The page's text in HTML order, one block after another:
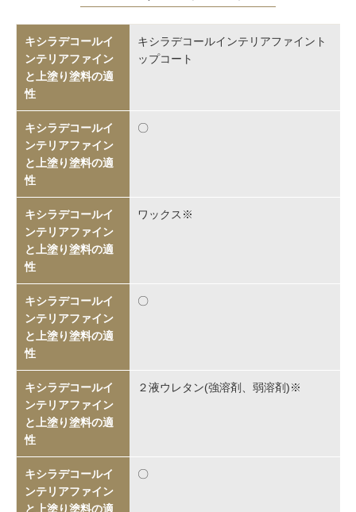
キシラデコールインテリアファイント
ップコート
〇
ワックス※
〇
２液ウレタン(強溶剤、弱溶剤)※
〇